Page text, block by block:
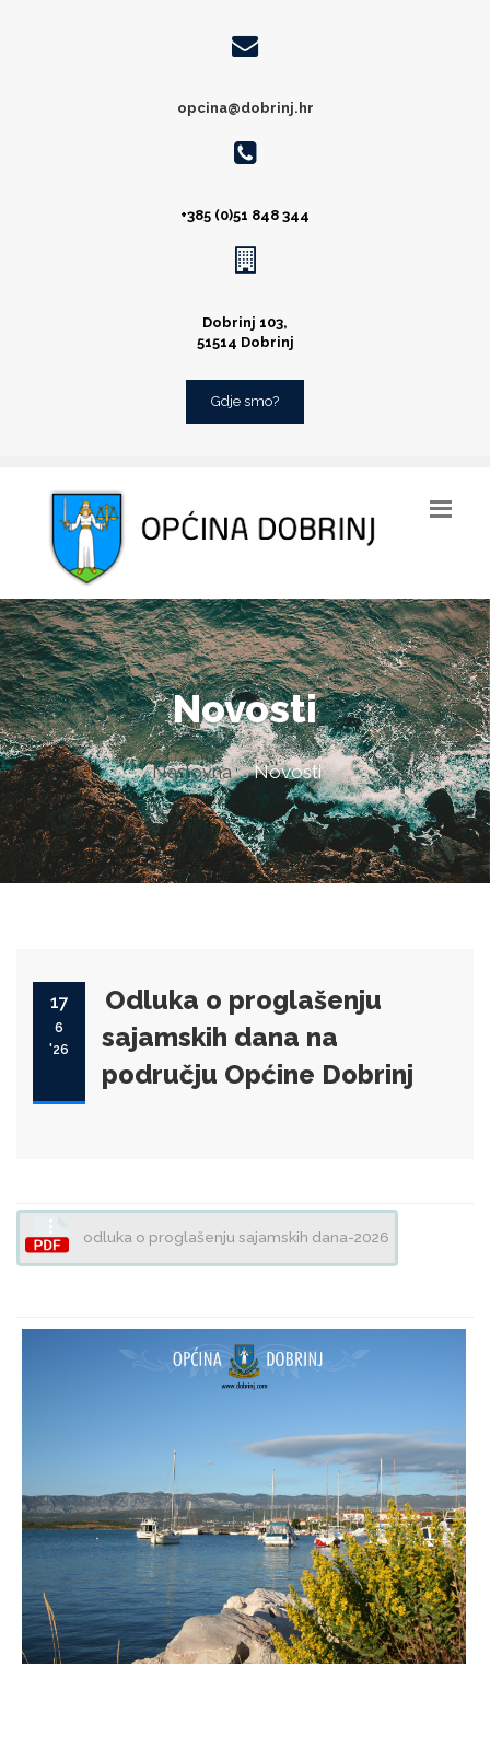
opcina@dobrinj.hr
+385 (0)51 848 344
Dobrinj 103,
51514 Dobrinj
Gdje smo?
Novosti
Naslovna Novosti
17
6
'26
Odluka o proglašenju
sajamskih dana na
području Općine Dobrinj
odluka o proglašenju sajamskih dana-2026